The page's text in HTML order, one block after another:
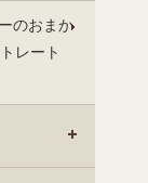
のおまか
レート